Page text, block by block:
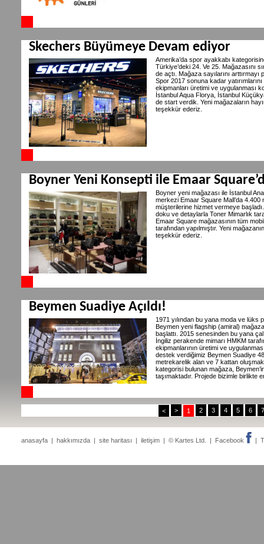
Skechers Büyümeye Devam ediyor
Amerika’da spor ayakkabı
Türkiye’deki 24. Ve 25. Mağazasını
de açtı. Mağaza sayılarını
Spor 2017 sonuna kadar
ekipmanları üretimi ve uygulanması
İstanbul Aqua Florya, İstanbul
de start verdik. Yeni mağazaların
teşekkür ederiz.
Boyner Yeni Konsepti ile Emaar
Boyner yeni mağazası ile İstanbul
merkezi Emaar Square Mall’da 4.400
müşterilerine hizmet vermeye
doku ve detaylarla Toner Mimarlık
Emaar Square mağazasının tüm
tarafından yapılmıştır. Yeni
teşekkür ederiz.
Beymen Suadiye Açıldı!
1971 yılından bu yana moda ve lüks
Beymen yeni flagship (amiral)
başlattı. 2015 senesinden bu yana
İngiliz perakende mimarı HMKM
ekipmanlarının üretimi ve
destek verdiğimiz Beymen Suadiye
metrekarelik alan ve 7 kattan
kategorisi bulunan mağaza,
taşımaktadır. Projede bizimle
< > 1 2 3 4 5 6 7
anasayfa | hakkımızda | site haritası | iletişim | © Kartes Ltd. | Facebook |